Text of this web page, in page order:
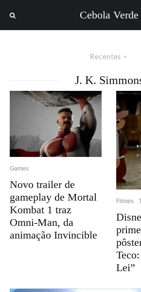
Cebola Verde
Recentes
J. K.
Games
Novo trailer de
gameplay de Mortal
Kombat 1 traz
Omni-Man, da
animação Invincible
Filmes
Lei”